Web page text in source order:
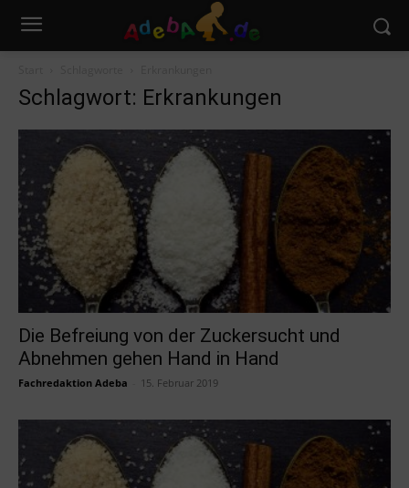
Schlagwort: Erkrankungen
Die Befreiung von der Zuckersucht und
Abnehmen gehen Hand in Hand
Fachredaktion Adeba 15. Februar 2019